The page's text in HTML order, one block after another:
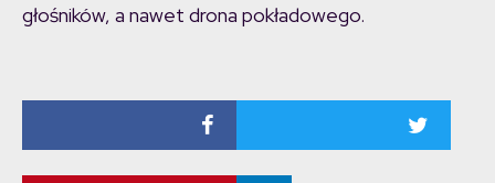
głośników, a nawet drona pokładowego.